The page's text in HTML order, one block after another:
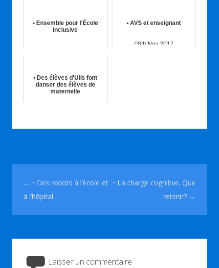
• Ensemble pour l'École
inclusive
• AVS et enseignant
08th Nov 2017
• Des élèves d'Ulis font
danser des élèves de
maternelle
Navigation des articles
← • Des robots à l’école et
à l’hôpital
• La charge cognitive. Que
retenir? →
Laisser un commentaire